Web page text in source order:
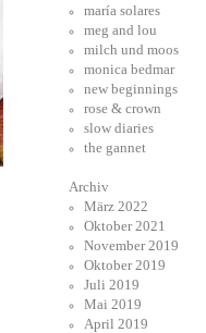
maría solares
meg and lou
milch und moos
monica bedmar
new beginnings
rose & crown
slow diaries
the gannet
Archiv
März 2022
Oktober 2021
November 2019
Oktober 2019
Juli 2019
Mai 2019
April 2019